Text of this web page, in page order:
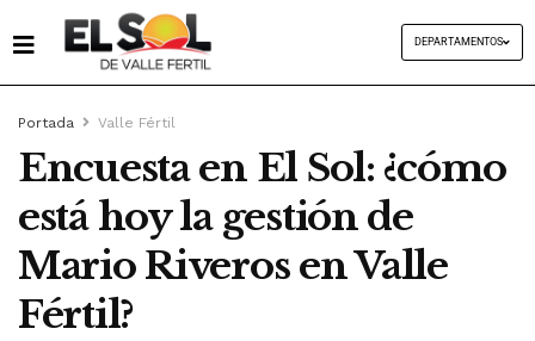
DEPARTAMENTOS
Portada Valle Fértil
Encuesta en El Sol: ¿cómo
está hoy la gestión de
Mario Riveros en Valle
Fértil?